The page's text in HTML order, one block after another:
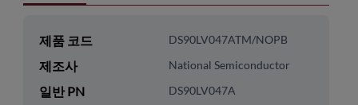
제품 코드 DS90LV047ATM/NOPB
제조사 National Semiconductor
일반 PN DS90LV047A